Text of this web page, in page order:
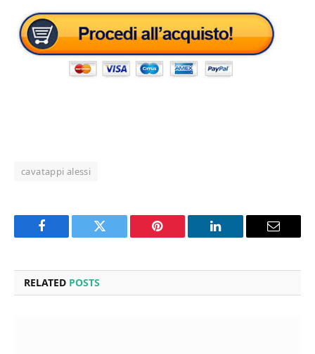
cavatappi alessi
Facebook Twitter Pinterest LinkedIn Email
RELATED POSTS